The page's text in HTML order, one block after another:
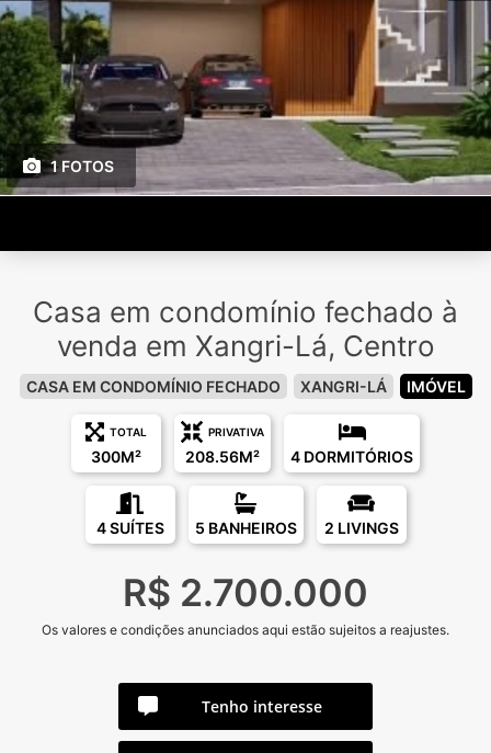
1 FOTOS
Casa em condomínio fechado à
venda em Xangri-Lá, Centro
CASA EM CONDOMÍNIO FECHADO XANGRI-LÁ IMÓVEL
TOTAL
300M²
PRIVATIVA
208.56M² 4 DORMITÓRIOS
4 SUÍTES 5 BANHEIROS 2 LIVINGS
R$ 2.700.000
Os valores e condições anunciados aqui estão sujeitos a reajustes.
Tenho interesse